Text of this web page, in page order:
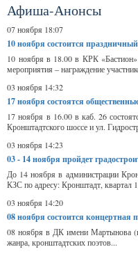
Афиша-Анонсы
07 ноября 18:07
10 ноября состоится
10 ноября в 18.00 в КРК
мероприятия – награждение
03 ноября 14:32
17 ноября состоятся
17 ноября в 16.00 в каб. 26
Кронштадтского шоссе и ул.
03 ноября 14:23
03 - 14 ноябряпройдет
До 14 ноября в администрации
КЗС по адресу: Кронштадт, квартал
03 ноября 14:20
08 ноябрясостоится концертная
08 ноября в ДК имени Мартынова
жанра, кронштадтских поэтов...